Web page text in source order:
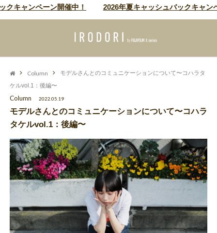
ペーン開催中！ 2026年夏キャッシュバックキャンペーン開
Column
モデルさんとのコミュニケーションについて〜コハラタ
ケルvol.1：後編〜
Column 2022.05.19
モデルさんとのコミュニケーションについて〜コハラ
タケルvol.1：後編〜